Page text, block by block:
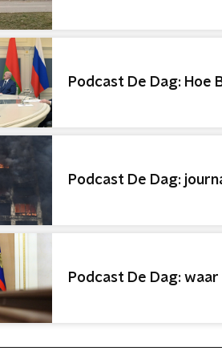
Podcast De Dag: Hoe
Podcast De Dag:
Podcast De Dag: waar